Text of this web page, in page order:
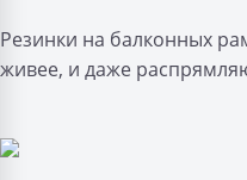
Резинки на балконных
живее, и даже